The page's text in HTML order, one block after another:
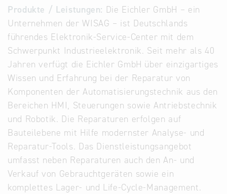
Datenbanken
aus
Österreich
und der
Slowakei
Produkte / Leistungen: Die Eichler GmbH – ein
Unternehmen der WISAG – ist Deutschlands
führendes Elektronik-Service-Center mit dem
Schwerpunkt Industrieelektronik. Seit mehr als 40
Jahren verfügt die Eichler GmbH über einzigartiges
Wissen und Erfahrung bei der Reparatur von
Komponenten der Automatisierungstechnik aus den
Bereichen HMI, Steuerungen sowie Antriebstechnik
und Robotik. Die Reparaturen erfolgen auf
Bauteilebene mit Hilfe modernster Analyse- und
Reparatur-Tools. Das Dienstleistungsangebot
umfasst neben Reparaturen auch den An- und
Verkauf von Gebrauchtgeräten sowie ein
komplettes Lager- und Life-Cycle-Management.